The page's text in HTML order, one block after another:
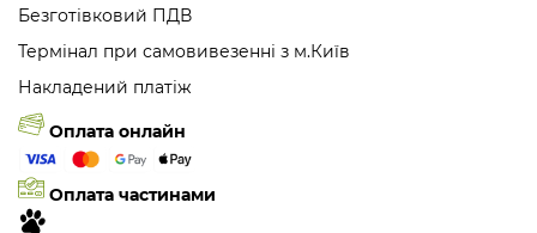
Безготівковий ПДВ
Термінал при самовивезенні з м.Київ
Накладений платіж
Оплата онлайн
Оплата частинами